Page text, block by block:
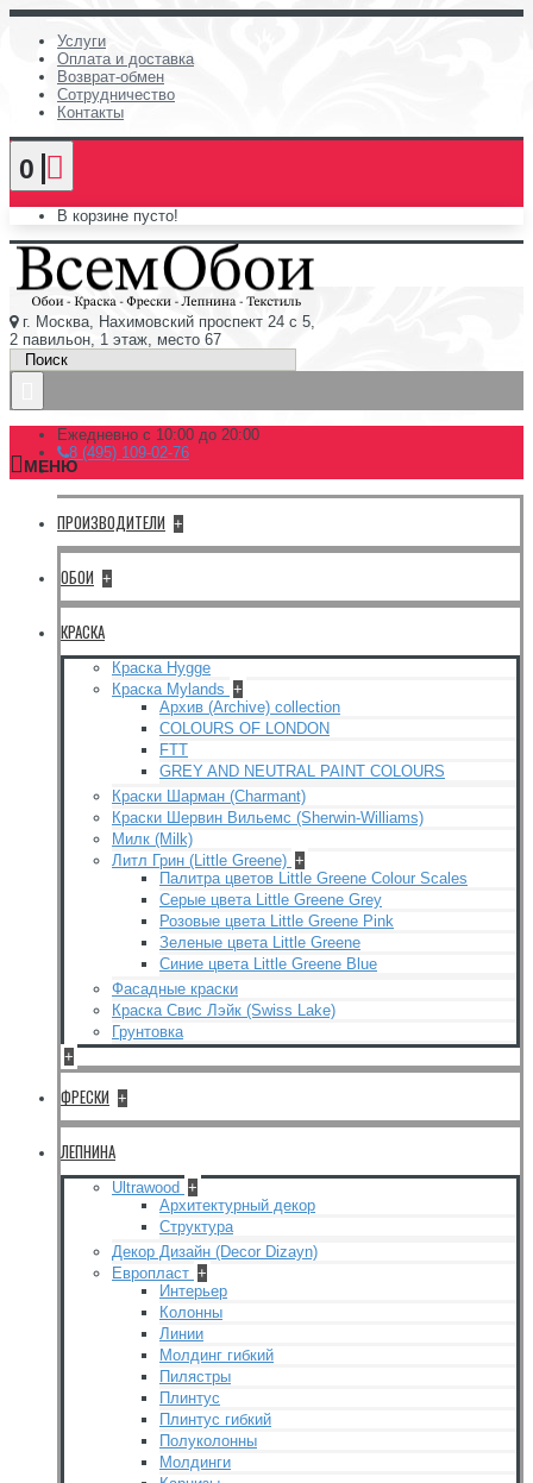
Услуги
Оплата и доставка
Возврат-обмен
Сотрудничество
Контакты
0
В корзине пусто!
г. Москва, Нахимовский проспект 24 с 5,
2 павильон, 1 этаж, место 67
Ежедневно с 10:00 до 20:00
8 (495) 109-02-76
МЕНЮ
ПРОИЗВОДИТЕЛИ +
ОБОИ +
КРАСКА
Краска Hygge
Краска Mylands +
Архив (Archive) collection
COLOURS OF LONDON
FTT
GREY AND NEUTRAL PAINT COLOURS
Краски Шарман (Charmant)
Краски Шервин Вильемс (Sherwin-Williams)
Милк (Milk)
Литл Грин (Little Greene) +
Палитра цветов Little Greene Colour Scales
Серые цвета Little Greene Grey
Розовые цвета Little Greene Pink
Зеленые цвета Little Greene
Синие цвета Little Greene Blue
Фасадные краски
Краска Свис Лэйк (Swiss Lake)
Грунтовка
+
ФРЕСКИ +
ЛЕПНИНА
Ultrawood +
Архитектурный декор
Структура
Декор Дизайн (Decor Dizayn)
Европласт +
Интерьер
Колонны
Линии
Молдинг гибкий
Пилястры
Плинтус
Плинтус гибкий
Полуколонны
Молдинги